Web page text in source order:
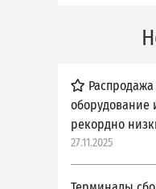
оборудование
рекордно
27.11.2025